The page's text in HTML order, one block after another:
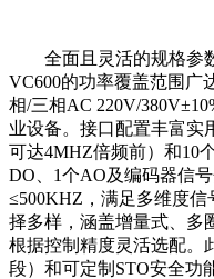
全面且灵活的规格参数
VC600的功率覆盖范围广
相/三相AC 220V/
业设备。接口配置丰富实
可达4MHZ倍频前）和10
DO、1个AO及编码器信
≤500KHZ，满足多维度
择多样，涵盖增量式、多
根据控制精度灵活选配。
段）和可定制STO安全功